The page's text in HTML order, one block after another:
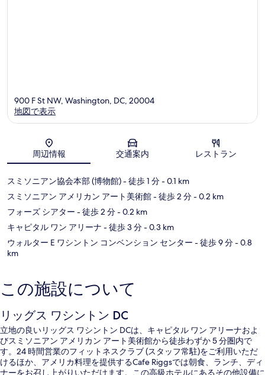
地図
900 F St NW, Washington, DC, 20004
地図で表示
周辺情報 交通案内 レストラン
スミソニアン協会本部 (博物館)- 徒歩 1 分- 0.1 km
スミソニアン アメリカン アート美術館- 徒歩 2 分- 0.2 km
フォーズ シアター - 徒歩 2 分- 0.2 km
キャピタル ワン アリーナ - 徒歩 3 分- 0.3 km
ウォルター E ワシントン コンベンション センター - 徒歩 9 分- 0.8
km
この施設について
リッグス ワシントン DC
立地の良いリッグス ワシントン DCは、キャピタル ワン アリーナおよ
びスミソニアン アメリカン アート美術館から徒歩わずか 5 分圏内で
す。24 時間営業のフィットネスクラブ (スタッフ常駐)をご利用いただ
けるほか、アメリカ料理を提供するCafe Riggsでは朝食、ランチ、ディ
ナーをお召し上がりいただけます。この高級ホテルにあるその他設備に